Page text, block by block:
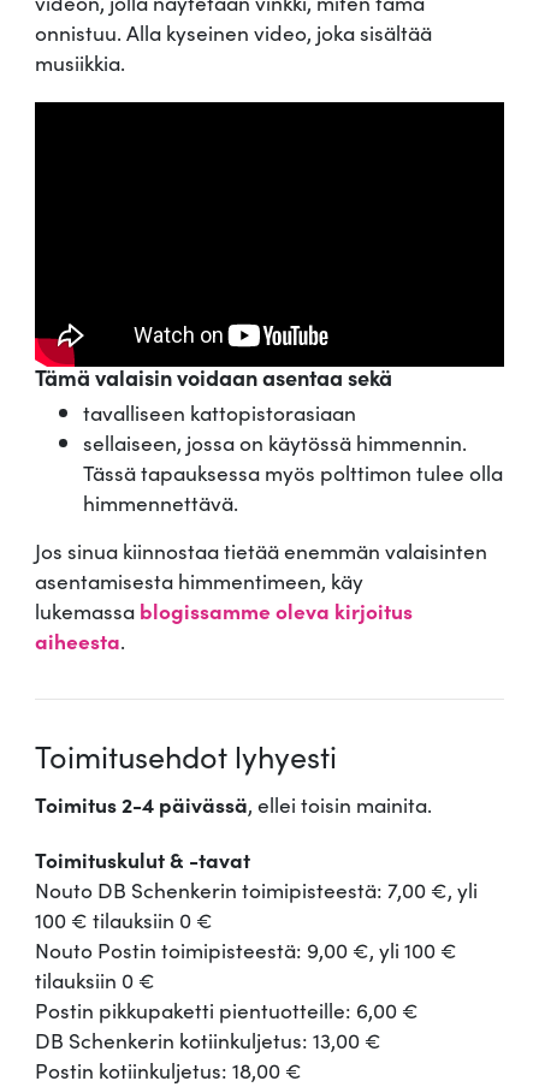
onnistuu. Alla kyseinen video, joka sisältää
musiikkia.
Tämä valaisin voidaan asentaa sekä
tavalliseen kattopistorasiaan
sellaiseen, jossa on käytössä himmennin.
Tässä tapauksessa myös polttimon tulee olla
himmennettävä.
Jos sinua kiinnostaa tietää enemmän valaisinten
asentamisesta himmentimeen, käy
lukemassa blogissamme oleva kirjoitus
aiheesta.
Toimitusehdot lyhyesti
Toimitus 2-4 päivässä, ellei toisin mainita.
Toimituskulut & -tavat
Nouto DB Schenkerin toimipisteestä: 7,00 €, yli
100 € tilauksiin 0 €
Nouto Postin toimipisteestä: 9,00 €, yli 100 €
tilauksiin 0 €
Postin pikkupaketti pientuotteille: 6,00 €
DB Schenkerin kotiinkuljetus: 13,00 €
Postin kotiinkuljetus: 18,00 €